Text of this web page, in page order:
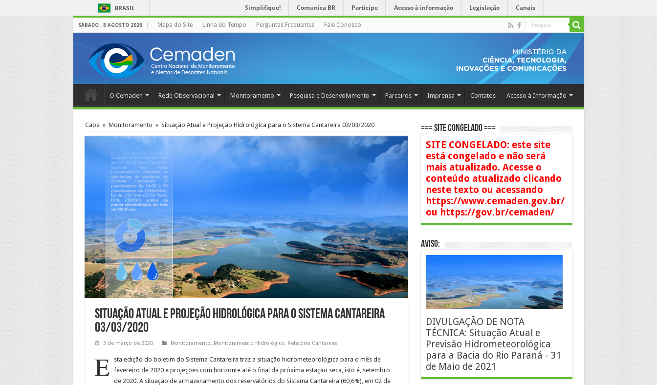
BRASIL Simplifique! Comunica BR Participe Acesso à informação Legislação Canais
SÁBADO , 8 AGOSTO 2026 Mapa do Site Linha do Tempo Perguntas Frequentes Fale Conosco
O Cemaden Rede Observacional Monitoramento Pesquisa e Desenvolvimento Parceiros Imprensa Contatos Acesso à Informação
Capa » Monitoramento » Situação Atual e Projeção Hidrológica para o Sistema Cantareira 03/03/2020
Situação Atual e Projeção Hidrológica para o Sistema Cantareira
03/03/2020
3 de março de 2020 Monitoramento, Monitoramento Hidrológico, Relatório Cantareira
E
sta edição do boletim do Sistema Cantareira traz a situação hidrometeorológica para o mês de
fevereiro de 2020 e projeções com horizonte até o final da próxima estação seca, isto é, setembro
de 2020. A situação de armazenamento dos reservatórios do Sistema Cantareira (60,6%), em 02 de
=== SITE CONGELADO ===
SITE CONGELADO: este site
está congelado e não será
mais atualizado. Acesse o
conteúdo atualizado clicando
neste texto ou acessando
https://www.cemaden.gov.br/
ou https://gov.br/cemaden/
AVISO:
DIVULGAÇÃO DE NOTA
TÉCNICA: Situação Atual e
Previsão Hidrometeorológica
para a Bacia do Rio Paraná - 31
de Maio de 2021